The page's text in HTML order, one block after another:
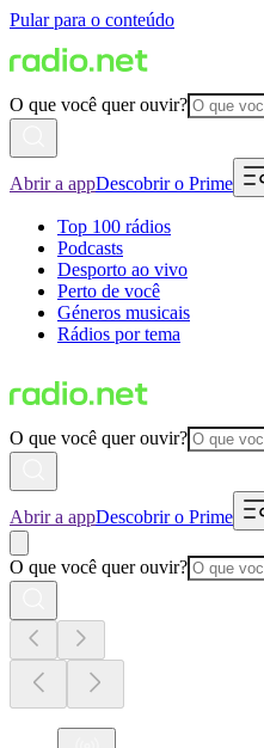
Pular para o conteúdo
O que você quer ouvir?
Abrir a appDescobrir o Prime
Top 100 rádios
Podcasts
Desporto ao vivo
Perto de você
Géneros musicais
Rádios por tema
O que você quer ouvir?
Abrir a appDescobrir o Prime
O que você quer ouvir?